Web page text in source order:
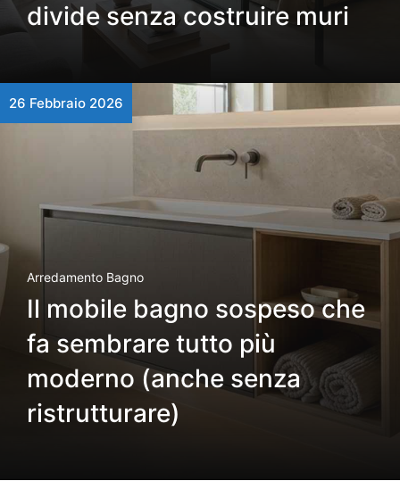
divide senza costruire muri
26 Febbraio 2026
Arredamento Bagno
Il mobile bagno sospeso che
fa sembrare tutto più
moderno (anche senza
ristrutturare)